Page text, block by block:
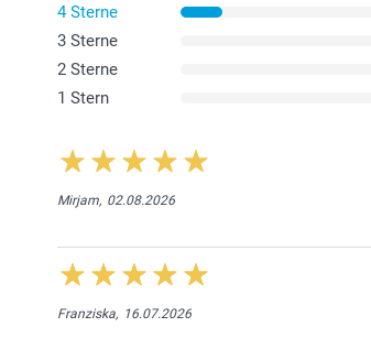
4 Sterne
3 Sterne
2 Sterne
1 Stern
Mirjam, 02.08.2026
Franziska, 16.07.2026